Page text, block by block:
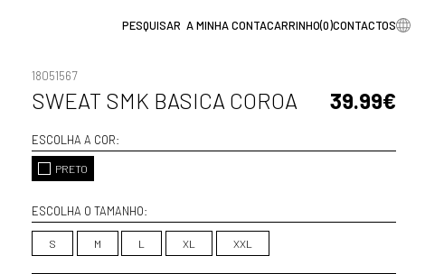
A MINHA CONTACARRINHO(0)CONTACTOS
18051567
SWEAT SMK BASICA COROA 39.99€
ESCOLHA A COR:
PRETO
ESCOLHA O TAMANHO:
S M L XL XXL